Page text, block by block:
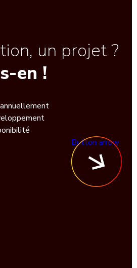
un projet ?
en !
Button arrow